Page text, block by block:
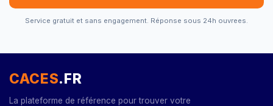
Service gratuit et sans engagement. Réponse sous 24h ouvrees.
CACES.FR
La plateforme de référence pour trouver votre